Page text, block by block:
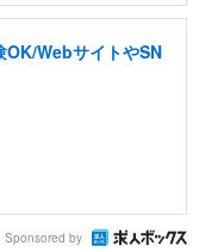
OK/WebサイトやSN
Sponsored by